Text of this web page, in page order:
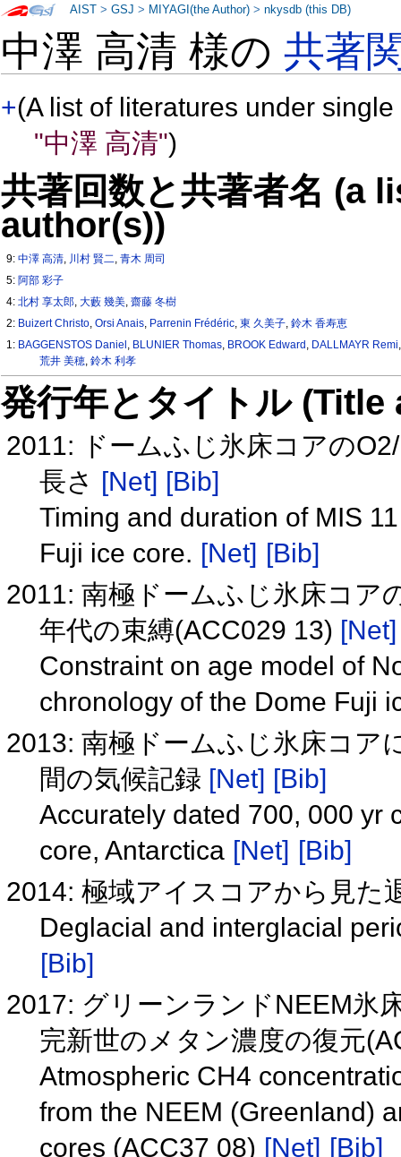
中澤 高清 様の共著
+(A list of literatures under
"中澤 高清")
共著回数と共著者名 (a
author(s))
9:中澤 高清, 川村 賢二,青木 周司
5: 阿部 彩子
4:北村 享太郎,大藪 幾美,齋藤 冬樹
2: Buizert Christo,Orsi Anais, Parrenin Frédéric,東 久美子,鈴木 香寿恵
1: BAGGENSTOS Daniel , BLUNIER Thomas, BROOK Edward , DALLMAYR Remi
荒井 美穂, 鈴木 利孝
発行年とタイトル
2011: ドームふじ氷床コアの
長さ [Net] [Bib]
Timing and duration of MIS
Fuji ice core. [Net] [Bib]
2011: 南極ドームふじ氷床コア
年代の束縛(ACC029 13) [Net]
Constraint on age model of
chronology of the Dome Fuji
2013: 南極ドームふじ氷床コア
間の気候記録 [Net] [Bib]
Accurately dated 700, 000 yr
core, Antarctica [Net] [Bib]
2014: 極域アイスコアから見た
Deglacial and interglacial
[Bib]
2017: グリーンランドNEEM氷
完新世のメタン濃度の復元
Atmospheric CH4
from the NEEM (Greenland)
cores (ACC37 08) [Net] [Bib]
AIST >GSJ > MIYAGI(the Author) >nkysdb (this DB)